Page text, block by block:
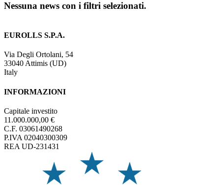
Nessuna news con i filtri selezionati.
EUROLLS S.P.A.
Via Degli Ortolani, 54
33040 Attimis (UD)
Italy
INFORMAZIONI
Capitale investito
11.000.000,00 €
C.F. 03061490268
P.IVA 02040300309
REA UD-231431